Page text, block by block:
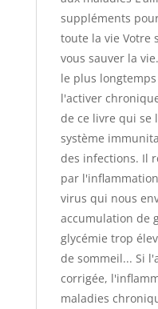
suppléments
toute la vie Votre
vous sauver la
le plus
l'activer
de ce livre qui se
système
des infections. Il
par
virus qui nous
accumulation de
glycémie trop
de sommeil... Si
corrigée,
maladies